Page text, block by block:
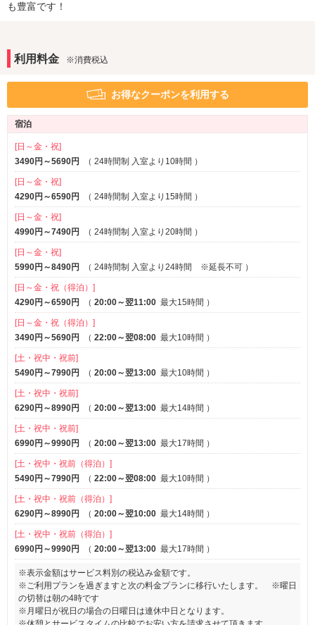
部屋タイプ
3名以上利用可
も豊富です！
利用料金 ※消費税込
お得なクーポンを利用する
宿泊
[日～金・祝]
3490円～5690円
（ 24時間制 入室より10時間 ）
[日～金・祝]
4290円～6590円
（ 24時間制 入室より15時間 ）
[日～金・祝]
4990円～7490円
（ 24時間制 入室より20時間 ）
[日～金・祝]
5990円～8490円
（ 24時間制 入室より24時間 ※延長不可 ）
[日～金・祝（得泊）]
4290円～6590円
（ 20:00～翌11:00 最大15時間 ）
[日～金・祝（得泊）]
3490円～5690円
（ 22:00～翌08:00 最大10時間 ）
[土・祝中・祝前]
5490円～7990円
（ 20:00～翌13:00 最大10時間 ）
[土・祝中・祝前]
6290円～8990円
（ 20:00～翌13:00 最大14時間 ）
[土・祝中・祝前]
6990円～9990円
（ 20:00～翌13:00 最大17時間 ）
[土・祝中・祝前（得泊）]
5490円～7990円
（ 22:00～翌08:00 最大10時間 ）
[土・祝中・祝前（得泊）]
6290円～8990円
（ 20:00～翌10:00 最大14時間 ）
[土・祝中・祝前（得泊）]
6990円～9990円
（ 20:00～翌13:00 最大17時間 ）
※表示金額はサービス料別の税込み金額です。
※ご利用プランを過ぎますと次の料金プランに移行いたします。 ※曜日
の切替は朝の4時です
※月曜日が祝日の場合の日曜日は連休中日となります。